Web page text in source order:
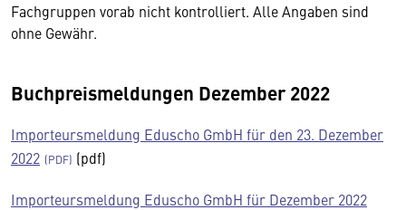
Fachgruppen vorab nicht kontrolliert. Alle Angaben sind
ohne Gewähr.
Buchpreismeldungen Dezember 2022
Importeursmeldung Eduscho GmbH für den 23. Dezember
2022
(pdf)
Importeursmeldung Eduscho GmbH für Dezember 2022